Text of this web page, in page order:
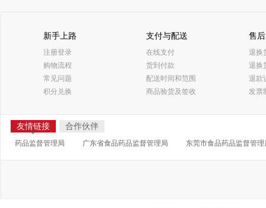
新手上路
注册登录
购物流程
常见问题
积分兑换
支付与配送
在线支付
货到付款
配送时间和范围
商品验货及签收
售
退换
退换
退款
发票
友情链接 合作伙伴
药品监督管理局 广东省食品药品监督管理局 东莞市食品药品监督管理